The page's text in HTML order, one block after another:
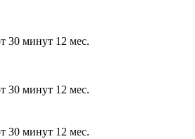
30 минут 12 мес.
30 минут 12 мес.
30 минут 12 мес.